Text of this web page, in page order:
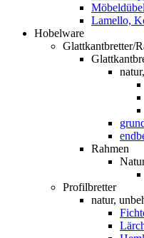
Möbeldübel
Lamello,
Hobelware
Glattkantbretter/
Rahmen
Profilbretter
natur,